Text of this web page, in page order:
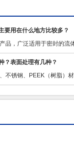
要用在什么地方比较多？
品，广泛适用于密封的
？表面处理有几种？
不锈钢、PEEK（树脂